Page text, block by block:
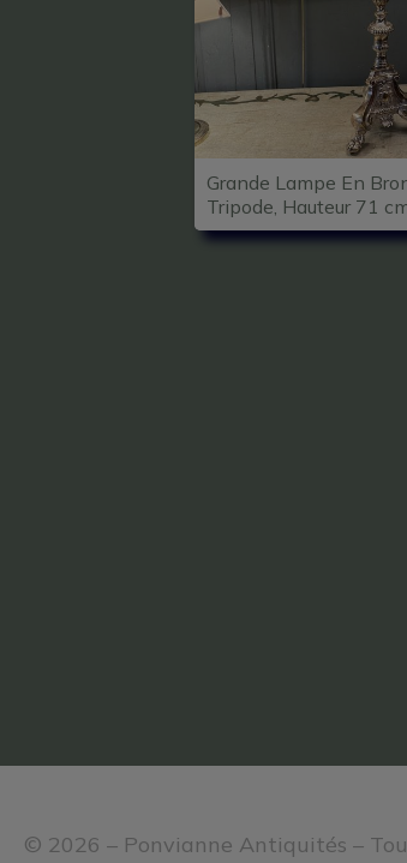
Grande Lampe En
Tripode, Hauteur 71
© 2026 – Ponvianne Antiquités –